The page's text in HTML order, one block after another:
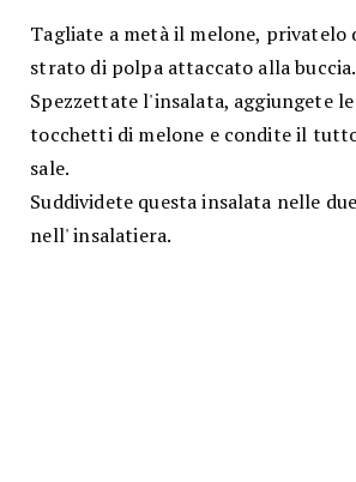
Tagliate a metà il melone, privatelo
strato di polpa attaccato alla
Spezzettate l'insalata, aggiungete
tocchetti di melone e condite il
sale.
Suddividete questa insalata nelle
nell' insalatiera.